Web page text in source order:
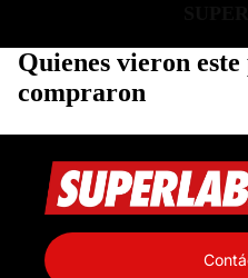
Quienes vieron
compraron
Información de contacto